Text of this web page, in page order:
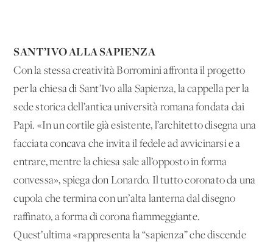
SANT’IVO ALLA SAPIENZA
Con la stessa creatività Borromini affronta il progetto
per la chiesa di Sant’Ivo alla Sapienza, la cappella per la
sede storica dell’antica università romana fondata dai
Papi. «In un cortile già esistente, l’architetto disegna una
facciata concava che invita il fedele ad avvicinarsi e a
entrare, mentre la chiesa sale all’opposto in forma
convessa», spiega don Lonardo. Il tutto coronato da una
cupola che termina con un’alta lanterna dal disegno
raffinato, a forma di corona fiammeggiante.
Quest’ultima «rappresenta la “sapienza” che discende